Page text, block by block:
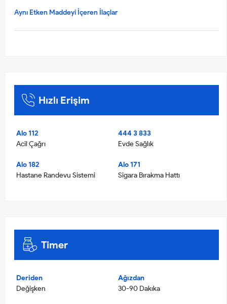
Aynı Etken Maddeyi İçeren İlaçlar
Hızlı Erişim
Alo 112
Acil Çağrı
444 3 833
Evde Sağlık
Alo 182
Hastane Randevu Sistemi
Alo 171
Sigara Bırakma Hattı
Timer
Deriden
Değişken
Ağızdan
30-90 Dakıka